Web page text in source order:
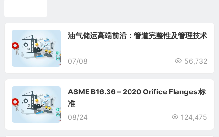
油气储运高端前沿：管道完整性及管理技术
07/08 56,732
ASME B16.36 – 2020 Orifice Flanges 标
准
08/24 124,475